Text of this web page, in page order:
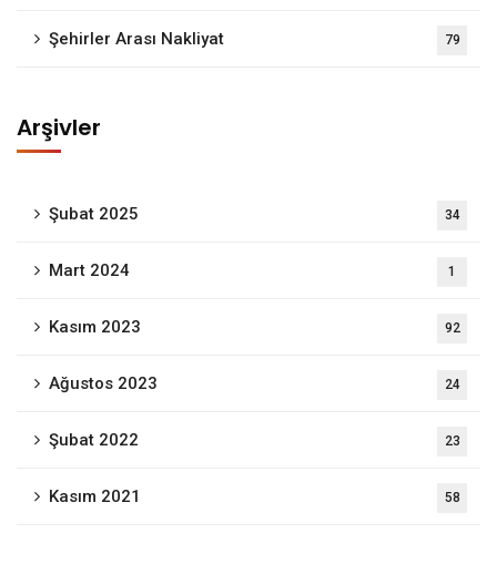
Şehirler Arası Nakliyat 79
Arşivler
Şubat 2025 34
Mart 2024 1
Kasım 2023 92
Ağustos 2023 24
Şubat 2022 23
Kasım 2021 58